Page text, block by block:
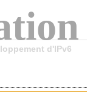
d'IPv6